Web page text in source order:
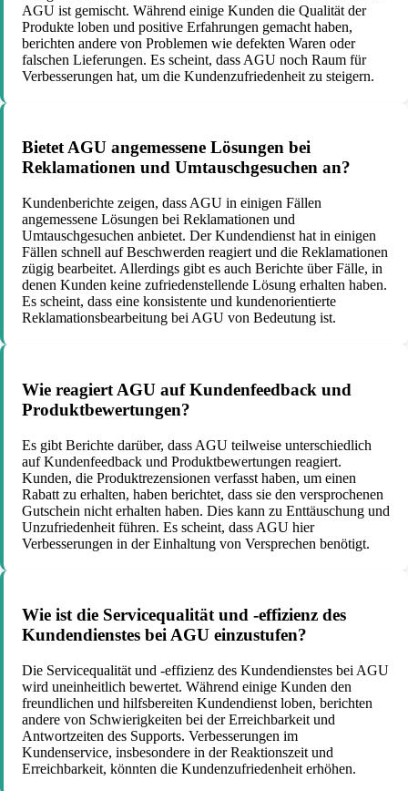
AGU ist gemischt. Während einige Kunden die Qualität der
Produkte loben und positive Erfahrungen gemacht haben,
berichten andere von Problemen wie defekten Waren oder
falschen Lieferungen. Es scheint, dass AGU noch Raum für
Verbesserungen hat, um die Kundenzufriedenheit zu steigern.
Bietet AGU angemessene Lösungen bei
Reklamationen und Umtauschgesuchen an?
Kundenberichte zeigen, dass AGU in einigen Fällen
angemessene Lösungen bei Reklamationen und
Umtauschgesuchen anbietet. Der Kundendienst hat in einigen
Fällen schnell auf Beschwerden reagiert und die Reklamationen
zügig bearbeitet. Allerdings gibt es auch Berichte über Fälle, in
denen Kunden keine zufriedenstellende Lösung erhalten haben.
Es scheint, dass eine konsistente und kundenorientierte
Reklamationsbearbeitung bei AGU von Bedeutung ist.
Wie reagiert AGU auf Kundenfeedback und
Produktbewertungen?
Es gibt Berichte darüber, dass AGU teilweise unterschiedlich
auf Kundenfeedback und Produktbewertungen reagiert.
Kunden, die Produktrezensionen verfasst haben, um einen
Rabatt zu erhalten, haben berichtet, dass sie den versprochenen
Gutschein nicht erhalten haben. Dies kann zu Enttäuschung und
Unzufriedenheit führen. Es scheint, dass AGU hier
Verbesserungen in der Einhaltung von Versprechen benötigt.
Wie ist die Servicequalität und -effizienz des
Kundendienstes bei AGU einzustufen?
Die Servicequalität und -effizienz des Kundendienstes bei AGU
wird uneinheitlich bewertet. Während einige Kunden den
freundlichen und hilfsbereiten Kundendienst loben, berichten
andere von Schwierigkeiten bei der Erreichbarkeit und
Antwortzeiten des Supports. Verbesserungen im
Kundenservice, insbesondere in der Reaktionszeit und
Erreichbarkeit, könnten die Kundenzufriedenheit erhöhen.